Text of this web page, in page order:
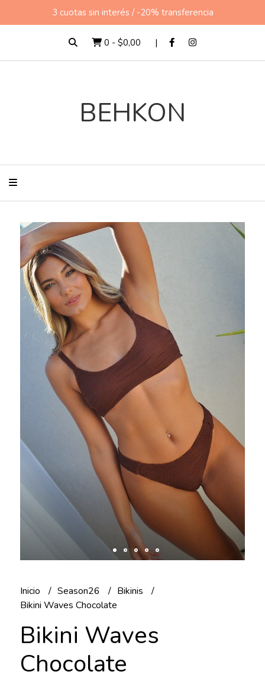
3 cuotas sin interés / -20% transferencia
0 - $0,00
BEHKON
Inicio Season26
Bikinis
Bikini Waves Chocolate
Bikini Waves
Chocolate